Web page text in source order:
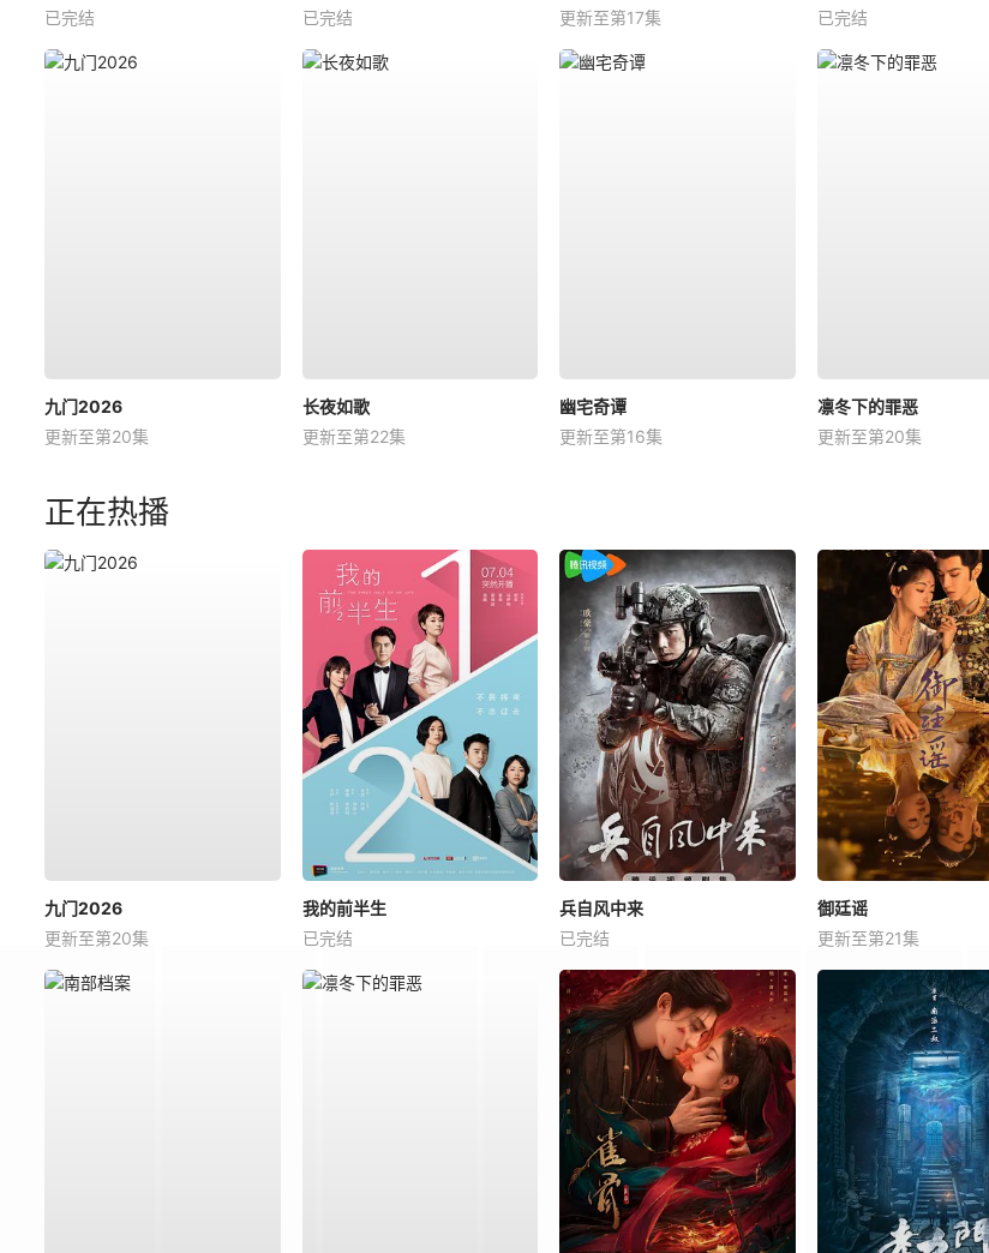
已完结
已完结
更新至第17集
已完结
九门2026
更新至第20集
长夜如歌
更新至第22集
幽宅奇谭
更新至第16集
凛冬下的罪恶
更新至第20集
正在热播
九门2026
更新至第20集
我的前半生
已完结
兵自风中来
已完结
御廷谣
更新至第21集